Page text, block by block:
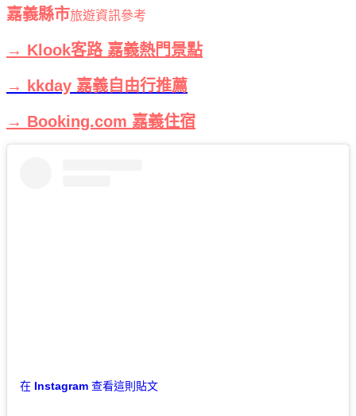
嘉義縣市旅遊資訊參考
→ Klook客路 嘉義熱門景點
→ kkday 嘉義自由行推薦
→ Booking.com 嘉義住宿
在 Instagram 查看這則貼文